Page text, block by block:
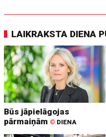
LAIKRAKSTA DIENA
Būs jāpielāgojas
pārmaiņām © DIENA